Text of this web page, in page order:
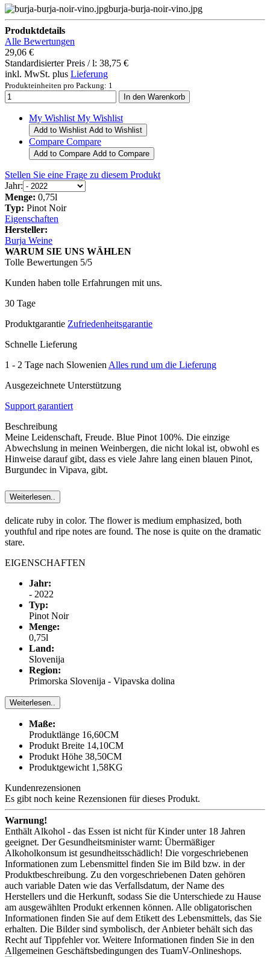
burja-burja-noir-vino.jpg
Produktdetails
Alle Bewertungen
29,06 €
Standardisierter Preis / l: 38,75 €
inkl. MwSt. plus Lieferung
Produkteinheiten pro Packung: 1
My Wishlist My Wishlist
Add to Wishlist Add to Wishlist
Compare Compare
Add to Compare Add to Compare
Stellen Sie eine Frage zu diesem Produkt
Jahr:
Menge: 0,75l
Typ: Pinot Noir
Eigenschaften
Hersteller:
Burja Weine
WARUM SIE UNS WÄHLEN
Tolle Bewertungen 5/5
Kunden haben tolle Erfahrungen mit uns.
30 Tage
Produktgarantie Zufriedenheitsgarantie
Schnelle Lieferung
1 - 2 Tage nach Slowenien Alles rund um die Lieferung
Ausgezeichnete Unterstützung
Support garantiert
Beschreibung
Meine Leidenschaft, Freude. Blue Pinot 100%. Die einzige
Abwechslung in meinen Weinbergen, die nicht lokal ist, obwohl es
Hinweise darauf gibt, dass es viele Jahre lang einen blauen Pinot,
Burgundec in Vipava, gibt.
Weiterlesen..
delicate ruby in color. The flower is medium emphasized, both
youthful and ripe notes are found. The nose is quite on the dramatic
stare.
EIGENSCHAFTEN
Jahr:
- 2022
Typ:
Pinot Noir
Menge:
0,75l
Land:
Slovenija
Region:
Primorska Slovenija - Vipavska dolina
Weiterlesen..
Maße:
Produktlänge 16,60CM
Produkt Breite 14,10CM
Produkt Höhe 38,50CM
Produktgewicht 1,58KG
Kundenrezensionen
Es gibt noch keine Rezensionen für dieses Produkt.
Warnung!
Enthält Alkohol - das Essen ist nicht für Kinder unter 18 Jahren
geeignet. Der Gesundheitsminister warnt: Übermäßiger
Alkoholkonsum ist gesundheitsschädlich! Die vorgeschriebenen
Informationen zum Lebensmittel finden Sie im Bild bzw. in der
Produktbeschreibung. Zu den vorgeschriebenen Daten gehören
auch variable Daten wie das Verfallsdatum, der Name des
Herstellers und die Herkunft, sodass Sie die Unterschiede zu Hause
am ausgewählten Produkt erkennen können. Alle obligatorischen
Informationen finden Sie auf dem Etikett des Lebensmittels, das Sie
erhalten. Die Bilder sind symbolisch, der Anbieter behält sich das
Recht auf Tippfehler vor. Weitere Informationen finden Sie in den
Allgemeinen Geschäftsbedingungen des TuamV-Onlineshops.